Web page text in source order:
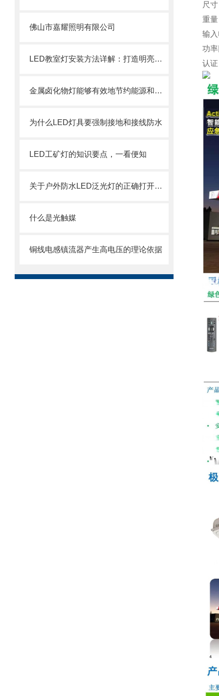
佛山市嘉耀照明有限公司
LED教室灯安装方法详解：打造明亮学习环境的步骤
金属卤化物灯能够有效地节约能源和降低电力消耗
为什么LED灯具要强制接地和接线防水
LED工矿灯的知识要点，一看便知
关于户外防水LED泛光灯的正确打开方式
什么是光触媒
铜线电感镇流器产生高电压的理论依据
尺
重
输
功
认